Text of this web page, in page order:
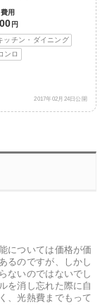
用
円
ッチン・ダイニング
ンロ
2017年02月24日公開
については価格が価
るのですが、しかし
ないのではないでし
を消し忘れた際に自
、光熱費までもって